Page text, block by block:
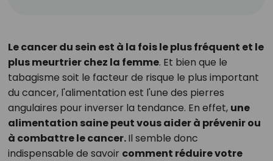
Le cancer du sein est à la fois le plus fréquent et le
plus meurtrier chez la femme. Et bien que le
tabagisme soit le facteur de risque le plus important
du cancer, l'alimentation est l'une des pierres
angulaires pour inverser la tendance. En effet, une
alimentation saine peut vous aider à prévenir ou
à combattre le cancer.Il semble donc
indispensable de savoir comment réduire votre